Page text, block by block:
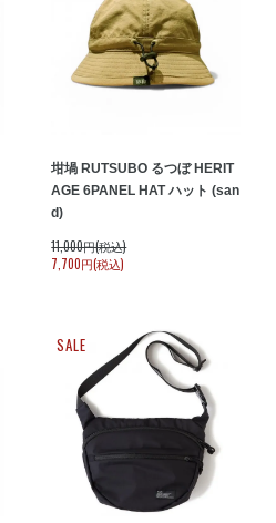
坩堝 RUTSUBO るつぼ HERIT
AGE 6PANEL HAT ハット (san
d)
11,000円(税込)
7,700円(税込)
SALE